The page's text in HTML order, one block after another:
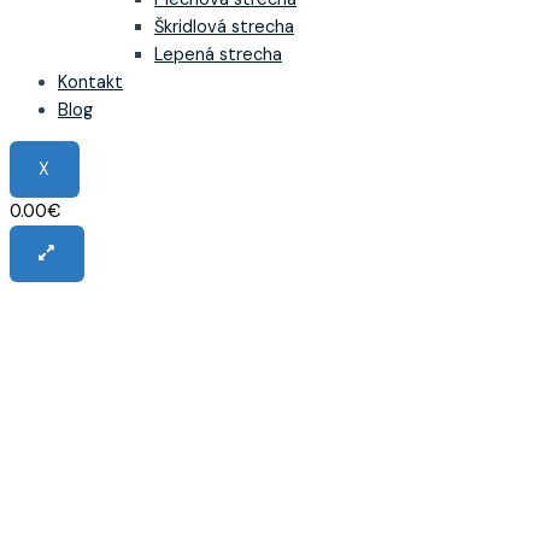
Škridlová strecha
Lepená strecha
Kontakt
Blog
X
0.00€